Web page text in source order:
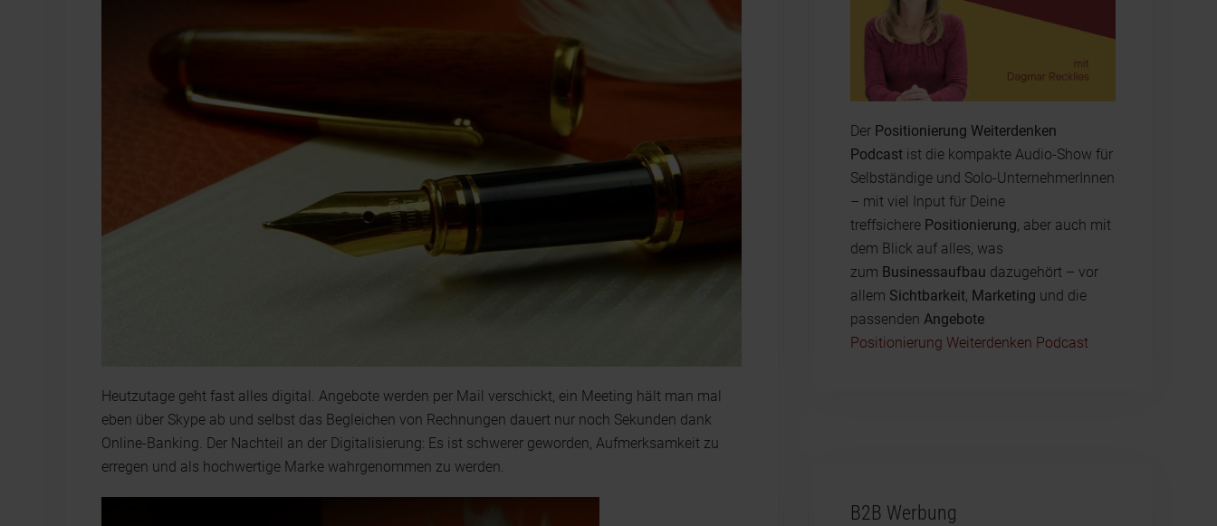
Heutzutage geht fast alles digital. Angebote werden per Mail verschickt, ein Meeting hält man mal
eben über Skype ab und selbst das Begleichen von Rechnungen dauert nur noch Sekunden dank
Online-Banking. Der Nachteil an der Digitalisierung: Es ist schwerer geworden, Aufmerksamkeit zu
erregen und als hochwertige Marke wahrgenommen zu werden.
Der Positionierung Weiterdenken
Podcastist die kompakte Audio-Show für
Selbständige und Solo-UnternehmerInnen
– mit viel Input für Deine
treffsichere Positionierung, aber auch mit
dem Blick auf alles, was
zum Businessaufbau dazugehört – vor
allem Sichtbarkeit, Marketing und die
passenden Angebote
Positionierung Weiterdenken Podcast
B2B Werbung